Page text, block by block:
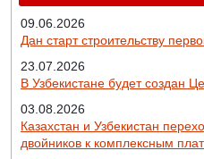
09.06.2026
Дан старт строительству
23.07.2026
В Узбекистане будет создан
03.08.2026
Казахстан и Узбекистан
двойников к комплексным